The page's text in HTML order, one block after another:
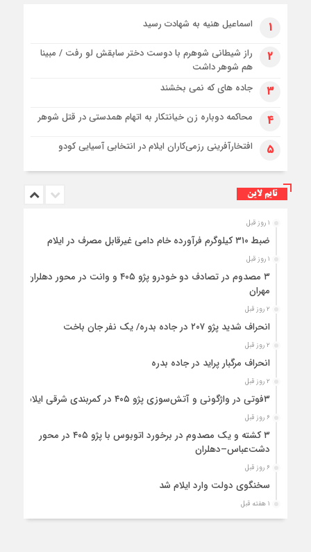
۱ اسماعیل هنیه به شهادت رسید
۲
راز شیطانی شوهرم با دوست دختر سابقش لو رفت / مبینا
هم شوهر داشت
۳ جاده های که نمی بخشند
۴ محاکمه دوباره زن خیانتکار به اتهام همدستی در قتل شوهر
۵ افتخارآفرینی رزمی‌کاران ایلام در انتخابی آسیایی کودو
تایم لاین
۱ روز قبل
ضبط ۳۱۰ کیلوگرم فرآورده خام دامی غیرقابل مصرف در ایلام
۱ روز قبل
۳ مصدوم در تصادف دو خودرو پژو ۴۰۵ و وانت در محور دهلران-
مهران
۲ روز قبل
انحراف شدید پژو ۲۰۷ در جاده بدره/ یک نفر جان باخت
۲ روز قبل
انحراف مرگبار پراید در جاده بدره
۲ روز قبل
۳فوتی در واژگونی و آتش‌سوزی پژو ۴۰۵ در کمربندی شرقی ایلام
۶ روز قبل
۳ کشته و یک مصدوم در برخورد اتوبوس با پژو ۴۰۵ در محور
دشت‌عباس–دهلران
۶ روز قبل
سخنگوی دولت وارد ایلام شد
۱ هفته قبل
استقرار ۷۱۴ دستگاه اتوبوس در پایانه برکت مهران برای بازگشت